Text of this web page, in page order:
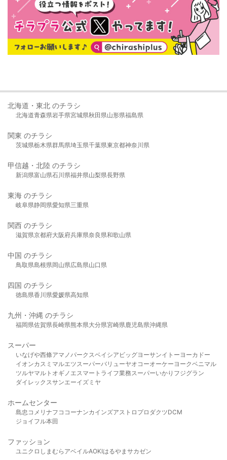
北海道・東北 のチラシ
北海道青森県岩手県宮城県秋田県山形県福島県
関東 のチラシ
茨城県栃木県群馬県埼玉県千葉県東京都神奈川県
甲信越・北陸 のチラシ
新潟県富山県石川県福井県山梨県長野県
東海 のチラシ
岐阜県静岡県愛知県三重県
関西 のチラシ
滋賀県京都府大阪府兵庫県奈良県和歌山県
中国 のチラシ
鳥取県島根県岡山県広島県山口県
四国 のチラシ
徳島県香川県愛媛県高知県
九州・沖縄 のチラシ
福岡県佐賀県長崎県熊本県大分県宮崎県鹿児島県沖縄県
スーパー
いなげや西條アマノパークスベイシア ビッグヨーサンイトーヨーカドー
イオンカスミ マルエツスーパーバリューヤオコーオーケー ヨークベニマル
ツルヤマルト オギノ エスマート ライフ業務スーパーいかり フジグラン
ダイレックスサンエーイズミヤ
ホームセンター
島忠 コメリ ナフコ コーナンカインズアストロプロダクツDCM
ジョイフル本田
ファッション
ユニクロ しまむら アベイルAOKIはるやま サカゼン